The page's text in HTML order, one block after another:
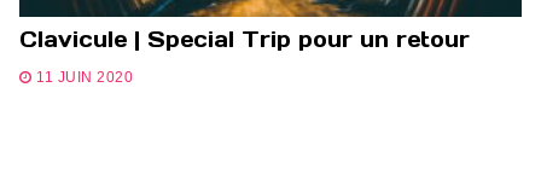
Clavicule | Special Trip pour un retour
11 JUIN 2020